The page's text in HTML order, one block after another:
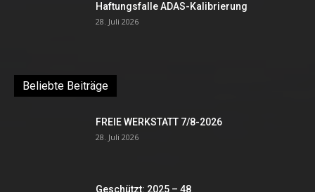
Haftungsfalle ADAS-Kalibrierung
28. Juli 2026
Beliebte Beiträge
FREIE WERKSTATT 7/8-2026
28. Juli 2026
Geschützt: 2025 – 48